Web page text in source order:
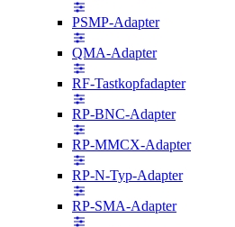
PSMP-Adapter
QMA-Adapter
RF-Tastkopfadapter
RP-BNC-Adapter
RP-MMCX-Adapter
RP-N-Typ-Adapter
RP-SMA-Adapter